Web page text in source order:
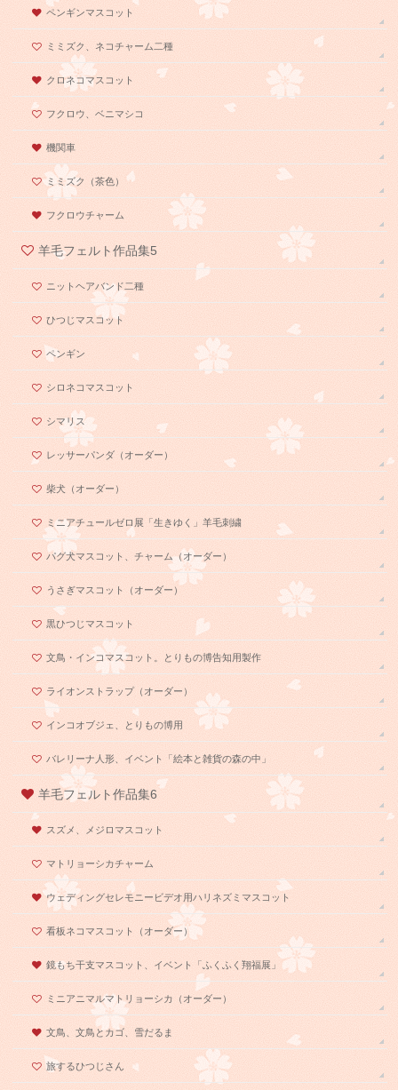
ペンギンマスコット
ミミズク、ネコチャーム二種
クロネコマスコット
フクロウ、ベニマシコ
機関車
ミミズク（茶色）
フクロウチャーム
羊毛フェルト作品集5
ニットヘアバンド二種
ひつじマスコット
ペンギン
シロネコマスコット
シマリス
レッサーパンダ（オーダー）
柴犬（オーダー）
ミニアチュールゼロ展「生きゆく」羊毛刺繍
パグ犬マスコット、チャーム（オーダー）
うさぎマスコット（オーダー）
黒ひつじマスコット
文鳥・インコマスコット。とりもの博告知用製作
ライオンストラップ（オーダー）
インコオブジェ、とりもの博用
バレリーナ人形、イベント「絵本と雑貨の森の中」
羊毛フェルト作品集6
スズメ、メジロマスコット
マトリョーシカチャーム
ウェディングセレモニービデオ用ハリネズミマスコット
看板ネコマスコット（オーダー）
鏡もち干支マスコット、イベント「ふくふく翔福展」
ミニアニマルマトリョーシカ（オーダー）
文鳥、文鳥とカゴ、雪だるま
旅するひつじさん